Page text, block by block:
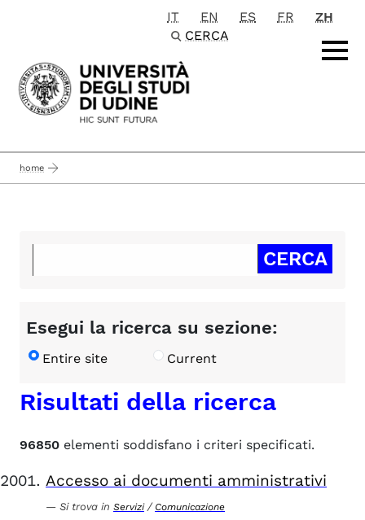
Passa al contenuto principale
IT EN ES FR
ZH
CERCA
home
Esegui la ricerca su sezione:
Entire site Current
Risultati della ricerca
96850 elementi soddisfano i criteri specificati.
Accesso ai documenti amministrativi
Si trova in Servizi / Comunicazione